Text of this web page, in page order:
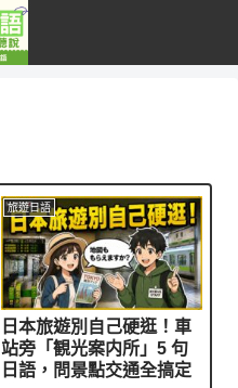
旅遊日語
日本旅遊別自己硬逛！車
站旁「観光案内所」5 句
日語，問景點交通全搞定